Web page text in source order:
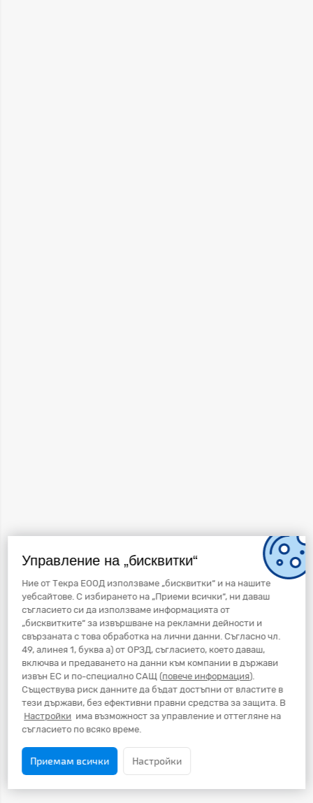
Управление на „бисквитки“
Ние от Текра ЕООД използваме „бисквитки“ и на нашите
уебсайтове. С избирането на „Приеми всички“, ни даваш
съгласието си да използваме информацията от
„бисквитките“ за извършване на рекламни дейности и
свързаната с това обработка на лични данни. Съгласно чл.
49, алинея 1, буква а) от ОРЗД, съгласието, което даваш,
включва и предаването на данни към компании в държави
извън ЕС и по-специално САЩ (повече информация).
Съществува риск данните да бъдат достъпни от властите в
тези държави, без ефективни правни средства за защита. В
Настройки има възможност за управление и оттегляне на
съгласието по всяко време.
Приемам всички Настройки